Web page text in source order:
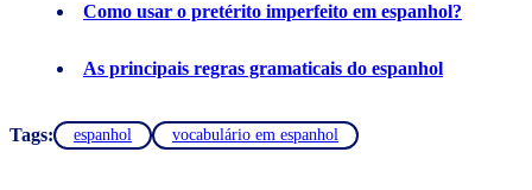
Como usar o pretérito imperfeito em espanhol?
As principais regras gramaticais do espanhol
Tags: espanhol vocabulário em espanhol